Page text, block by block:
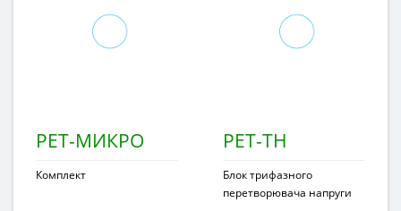
РЕТ-МИКРО
Комплект
РЕТ-ТН
Блок трифазного
перетворювача напруги